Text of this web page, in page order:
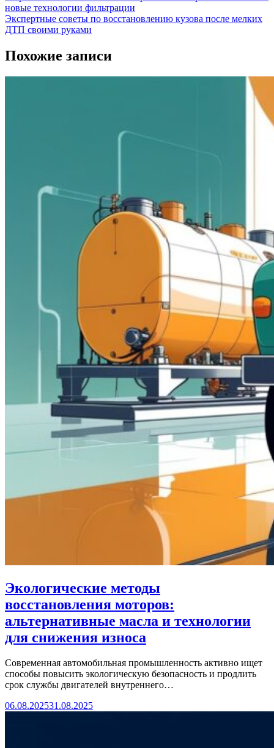
новые технологии фильтрации
Экспертные советы по восстановлению кузова после мелких
ДТП своими руками
Похожие записи
Экологические методы
восстановления моторов:
альтернативные масла и технологии
для снижения износа
Современная автомобильная промышленность активно ищет
способы повысить экологическую безопасность и продлить
срок службы двигателей внутреннего…
06.08.202531.08.2025